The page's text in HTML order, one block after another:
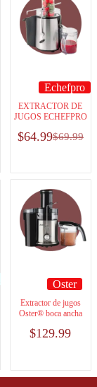
Echefpro
EXTRACTOR DE
JUGOS ECHEFPRO
$69.99
$64.99
Oster
Extractor de jugos
Oster® boca ancha
$129.99